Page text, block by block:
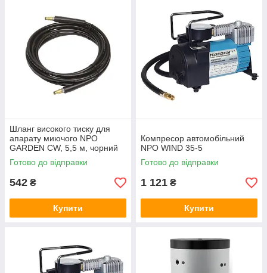
Шланг високого тиску для
апарату миючого NPO
GARDEN CW, 5,5 м, чорний
Готово до відправки
542 ₴
Купити
Компресор автомобільний
NPO WIND 35-5
Готово до відправки
1 121 ₴
Купити